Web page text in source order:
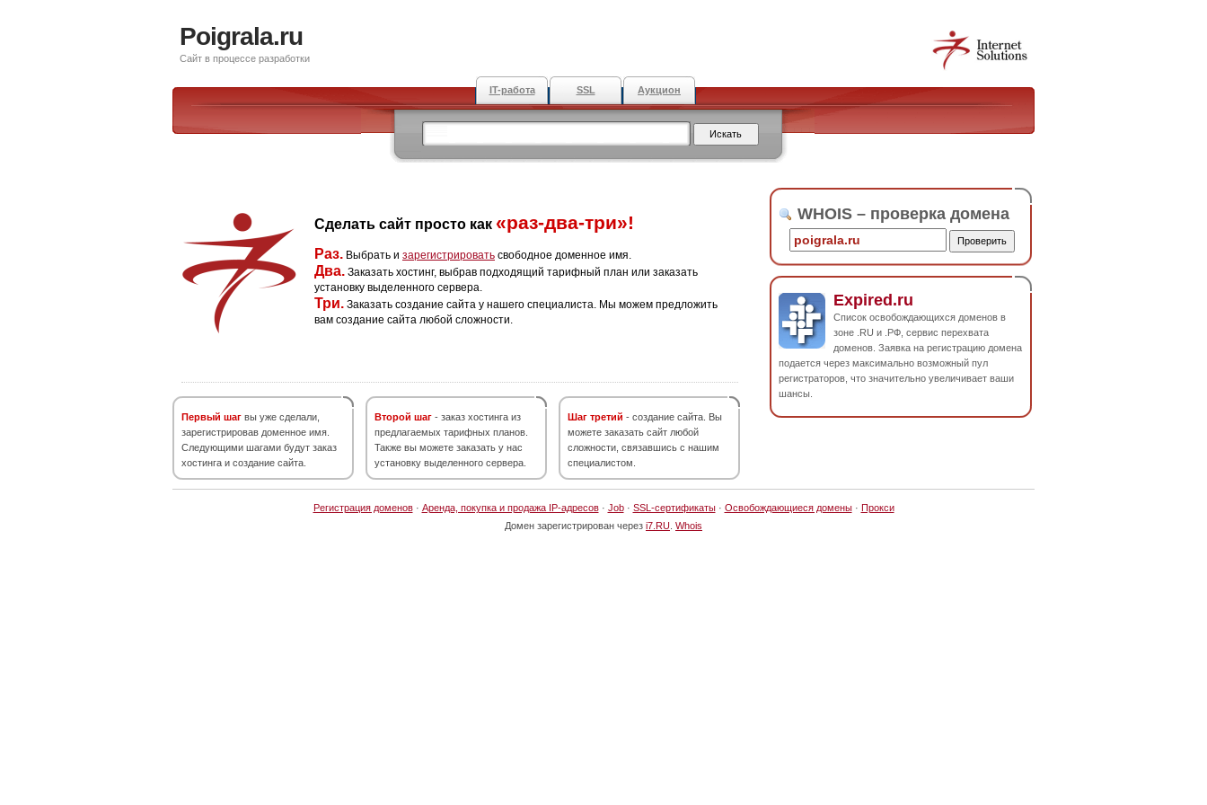
Poigrala.ru
Сайт в процессе разработки
IT-работа SSL Аукцион
Сделать сайт просто как «раз-два-три»!
Раз. Выбрать и зарегистрировать свободное доменное имя.
Два. Заказать хостинг, выбрав подходящий тарифный план или заказать
установку выделенного сервера.
Три. Заказать создание сайта у нашего специалиста. Мы можем предложить
вам создание сайта любой сложности.
Первый шаг вы уже сделали,
зарегистрировав доменное имя.
Следующими шагами будут заказ
хостинга и создание сайта.
Второй шаг - заказ хостинга из
предлагаемых тарифных планов.
Также вы можете заказать у нас
установку выделенного сервера.
Шаг третий - создание сайта. Вы
можете заказать сайт любой
сложности, связавшись с нашим
специалистом.
WHOIS – проверка домена
Expired.ru
Список освобождающихся доменов в
зоне .RU и .РФ, сервис перехвата
доменов. Заявка на регистрацию домена
подается через максимально возможный пул
регистраторов, что значительно увеличивает ваши
шансы.
Регистрация доменов· Аренда, покупка и продажа IP-адресов· Job· SSL-сертификаты· Освобождающиеся домены· Прокси
Домен зарегистрирован через i7.RU Whois